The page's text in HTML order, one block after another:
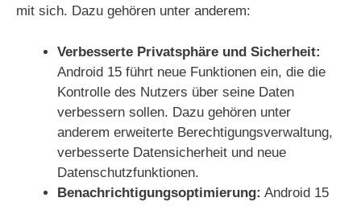
mit sich. Dazu gehören unter anderem:
Verbesserte Privatsphäre und Sicherheit:
Android 15 führt neue Funktionen ein, die die
Kontrolle des Nutzers über seine Daten
verbessern sollen. Dazu gehören unter
anderem erweiterte Berechtigungsverwaltung,
verbesserte Datensicherheit und neue
Datenschutzfunktionen.
Benachrichtigungsoptimierung: Android 15